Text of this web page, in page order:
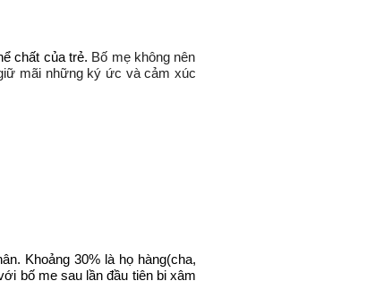
chất của trẻ. Bố mẹ không nên
mãi những ký ức và cảm xúc
Khoảng 30% là họ hàng(cha,
bố mẹ sau lần đầu tiên bị xâm